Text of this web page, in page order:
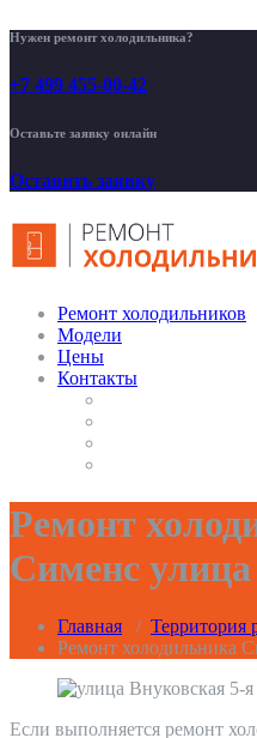
Нужен ремонт холодильника?
+7 499 455-00-42
Оставьте заявку онлайн
Оставить заявку
Ремонт холодильников
Модели
Цены
Контакты
Ремонт
Сименс
Главная / Территория
Ремонт холодильника
Если выполняется ремонт